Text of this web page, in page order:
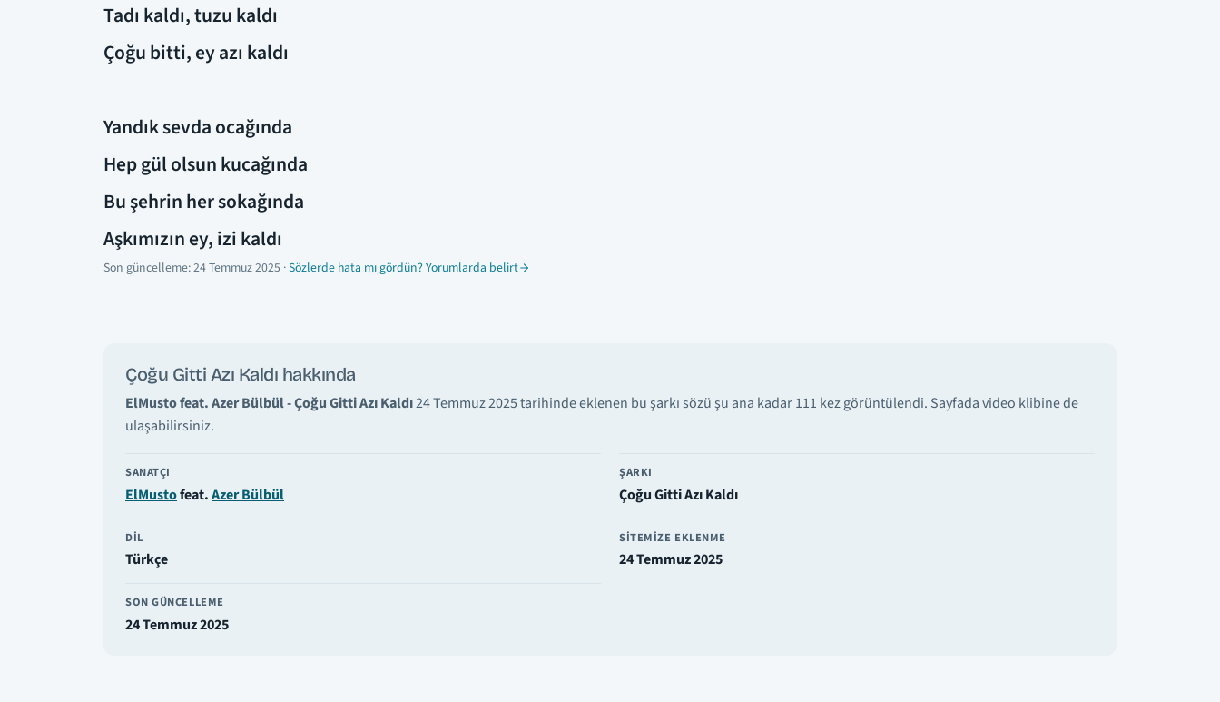
Tadı kaldı, tuzu kaldı
Çoğu bitti, ey azı kaldı
Yandık sevda ocağında
Hep gül olsun kucağında
Bu şehrin her sokağında
Aşkımızın ey, izi kaldı
Son güncelleme:24 Temmuz 2025 ·Sözlerde hata mı gördün? Yorumlarda belirt
Çoğu Gitti Azı Kaldı hakkında
ElMusto feat. Azer Bülbül - Çoğu Gitti Azı Kaldı24 Temmuz 2025 tarihinde eklenen bu şarkı sözü şu ana kadar 111 kez görüntülendi. Sayfada video klibine de
ulaşabilirsiniz.
SANATÇI
ElMustofeat.Azer Bülbül
ŞARKI
Çoğu Gitti Azı Kaldı
DIL
Türkçe
SITEMIZE EKLENME
24 Temmuz 2025
SON GÜNCELLEME
24 Temmuz 2025